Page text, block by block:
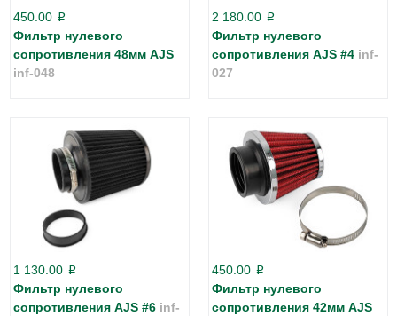
450.00 p
Фильтр нулевого
сопротивления 48мм AJS
inf-048
2 180.00 p
Фильтр нулевого
сопротивления AJS #4 inf-
027
1 130.00 p
Фильтр нулевого
сопротивления AJS #6 inf-
450.00 p
Фильтр нулевого
сопротивления 42мм AJS